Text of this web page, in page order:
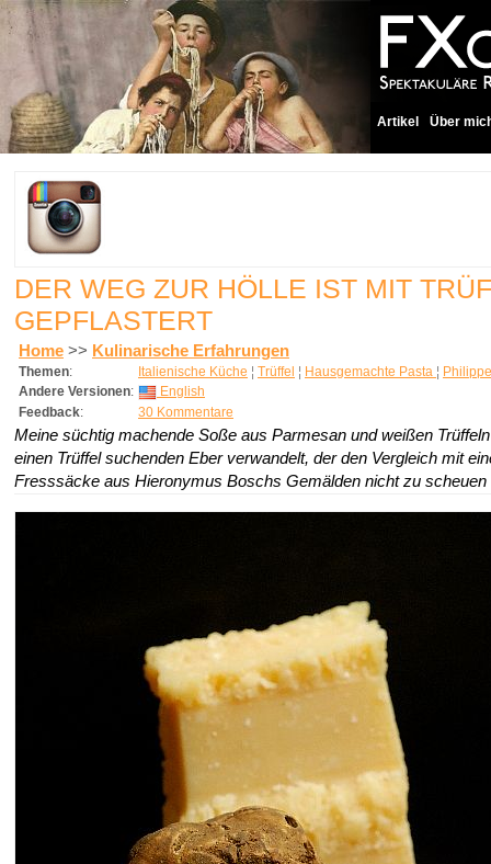
Artikel Über
DER WEG ZUR HÖLLE IST MIT
GEPFLASTERT
Home >> Kulinarische Erfahrungen
Themen: Italienische Küche ¦ Trüffel ¦ Hausgemachte Pasta ¦
Andere Versionen:
English
Feedback: 30 Kommentare
Meine süchtig machende Soße aus Parmesan und weißen
einen Trüffel suchenden Eber verwandelt, der den Vergleich mit
Fresssäcke aus Hieronymus Boschs Gemälden nicht zu scheuen